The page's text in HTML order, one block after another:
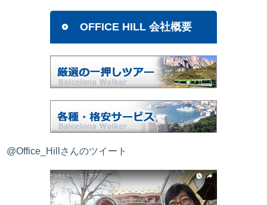
OFFICE HILL 会社概要
@Office_Hillさんのツイート